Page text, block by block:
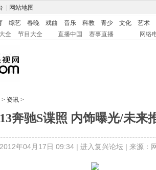
网站地图
综艺 春晚 戏曲 音乐 科教 青少 文化
艺术
全 节目大全 直播中国 赛事直播 网络
> 资讯 >
奔驰S谍照 内饰曝光/未来
年04月17日 09:34 | 进入复兴论坛| 来源：